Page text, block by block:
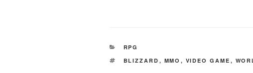
CATEGORIAS
RPG
TAGS
BLIZZARD , MMO , VIDEO GAME ,